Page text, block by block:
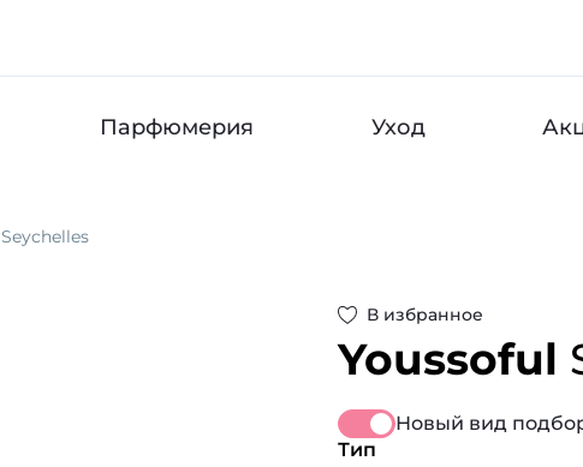
Парфюмерия Уход
Seychelles
В избранное
Youssoful
Новый вид
Тип